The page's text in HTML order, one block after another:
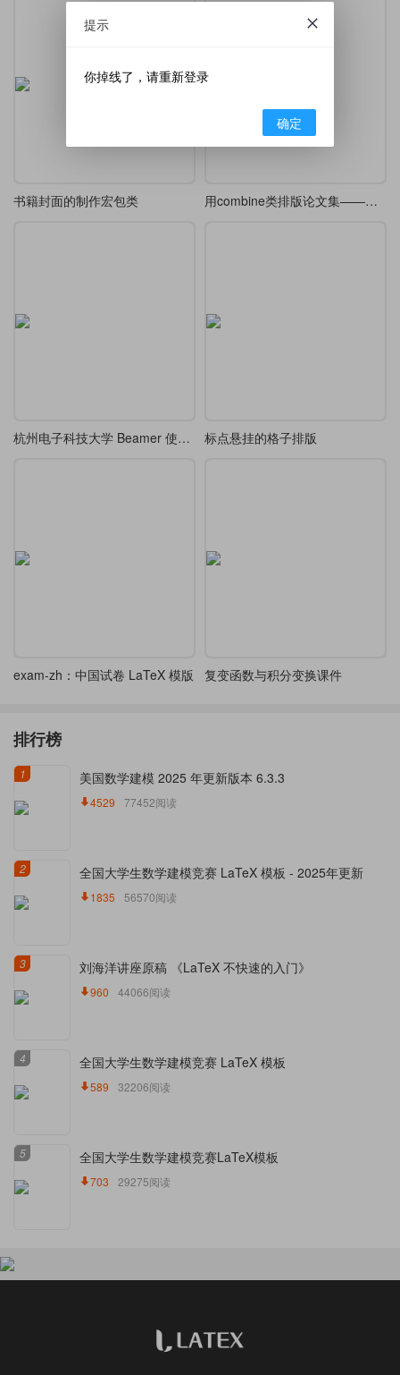
书籍封面的制作宏包类 用combine类排版论文集——以钱学森《论系统工程》为例
杭州电子科技大学 Beamer 使用用例 标点悬挂的格子排版
exam-zh：中国试卷 LaTeX 模版 复变函数与积分变换课件
排行榜
1 美国数学建模 2025 年更新版本 6.3.3
4529 77452阅读
2 全国大学生数学建模竞赛 LaTeX 模板 - 2025年更新
1835 56570阅读
3 刘海洋讲座原稿 《LaTeX 不快速的入门》
960 44066阅读
4 全国大学生数学建模竞赛 LaTeX 模板
589 32206阅读
5 全国大学生数学建模竞赛LaTeX模板
703 29275阅读
提示
你掉线了，请重新登录
确定